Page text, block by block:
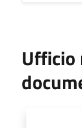
Ufficio